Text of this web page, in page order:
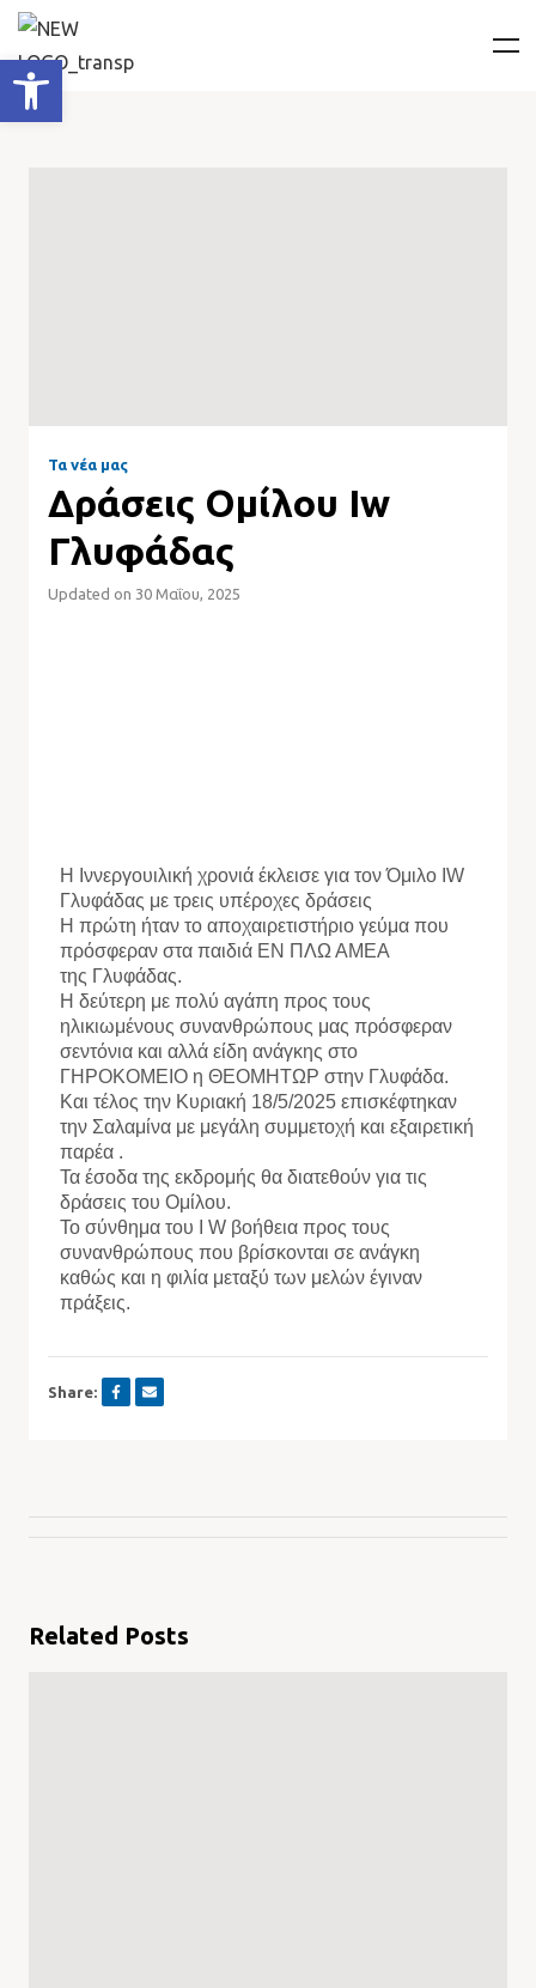
Τα νέα μας
Δράσεις Ομίλου Iw
Γλυφάδας
Updated on 30 Μαΐου, 2025
Η Ιννεργουιλική χρονιά έκλεισε για τον Όμιλο IW
Γλυφάδας με τρεις υπέροχες δράσεις
Η πρώτη ήταν το αποχαιρετιστήριο γεύμα που
πρόσφεραν στα παιδιά ΕΝ ΠΛΩ ΑΜΕΑ
της Γλυφάδας.
Η δεύτερη με πολύ αγάπη προς τους
ηλικιωμένους συνανθρώπους μας πρόσφεραν
σεντόνια και αλλά είδη ανάγκης στο
ΓΗΡΟΚΟΜΕΙΟ η ΘΕΟΜΗΤΩΡ στην Γλυφάδα.
Και τέλος την Κυριακή 18/5/2025 επισκέφτηκαν
την Σαλαμίνα με μεγάλη συμμετοχή και εξαιρετική
παρέα .
Τα έσοδα της εκδρομής θα διατεθούν για τις
δράσεις του Ομίλου.
Το σύνθημα του I W βοήθεια προς τους
συνανθρώπους που βρίσκονται σε ανάγκη
καθώς και η φιλία μεταξύ των μελών έγιναν
πράξεις.
Share:
Related Posts
Ανοίξτε τη γραμμή εργαλείων